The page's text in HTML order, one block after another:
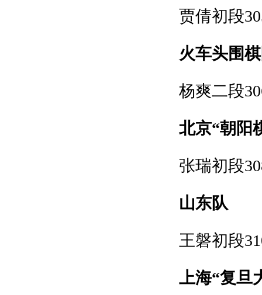
贾倩初段
火车头围
杨爽二段
北京“朝阳
张瑞初段
山东队
王磐初段
上海“复旦